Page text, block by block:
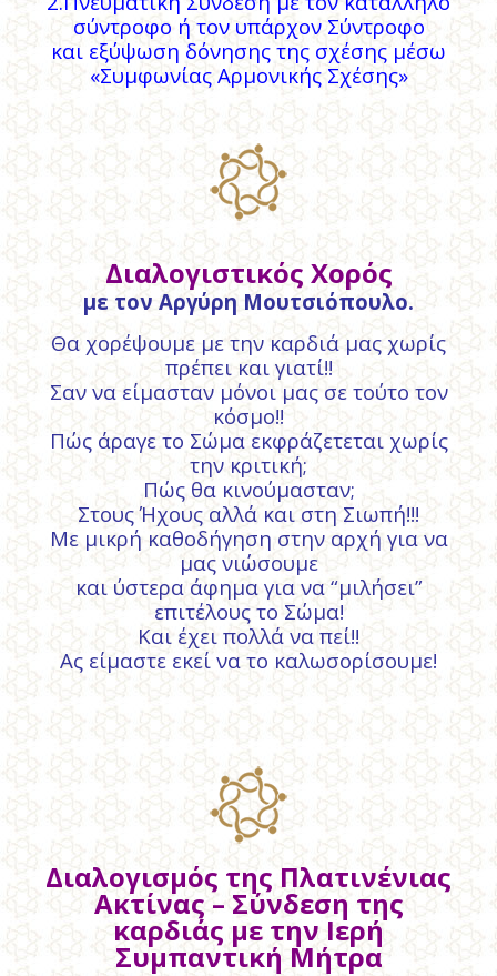
σύντροφο ή τον υπάρχον Σύντροφο
και εξύψωση δόνησης της σχέσης μέσω
«Συμφωνίας Αρμονικής Σχέσης»
Διαλογιστικός Χορός
με τον Αργύρη Μουτσιόπουλο.
Θα χορέψουμε με την καρδιά μας χωρίς
πρέπει και γιατί!!
Σαν να είμασταν μόνοι μας σε τούτο τον
κόσμο!!
Πώς άραγε το Σώμα εκφράζετεται χωρίς
την κριτική;
Πώς θα κινούμασταν;
Στους Ήχους αλλά και στη Σιωπή!!!
Με μικρή καθοδήγηση στην αρχή για να
μας νιώσουμε
και ύστερα άφημα για να “μιλήσει”
επιτέλους το Σώμα!
Και έχει πολλά να πεί!!
Ας είμαστε εκεί να το καλωσορίσουμε!
Διαλογισμός της Πλατινένιας
Ακτίνας – Σύνδεση της
καρδιάς με την Ιερή
Συμπαντική Μήτρα